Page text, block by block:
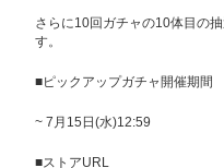
さらに10回ガチャの10体目の
す。
■ピックアップガチャ開催期間
~ 7月15日(水)12:59
■ストアURL